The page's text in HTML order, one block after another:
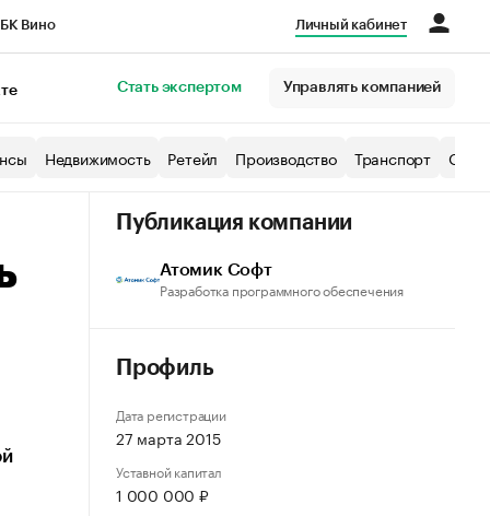
Вино Личный кабинет
Стать экспертом Управлять компанией
Недвижимость Ретейл Производство Транспорт
Публикация компании
Атомик Софт
Разработка программного обеспечения
Профиль
Дата регистрации
27 марта 2015
Уставной капитал
1 000 000 ₽